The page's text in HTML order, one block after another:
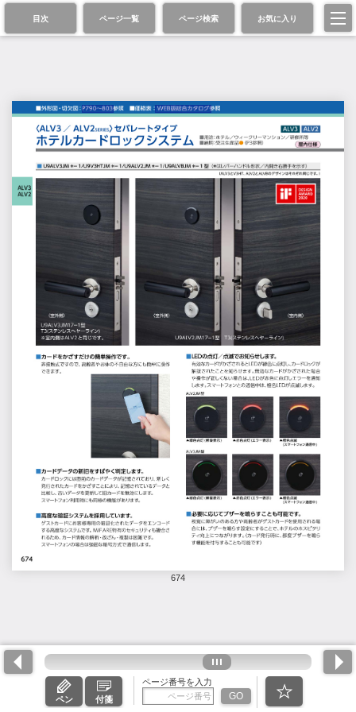
目次 ページ一覧 ページ検索 お気に入り
674
ペン 付箋
ページ番号を入力
GO